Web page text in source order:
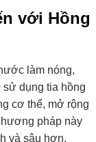
với Hồng
làm nóng,
sử dụng tia hồng
cơ thể, mở rộng
pháp này
và sâu hơn,